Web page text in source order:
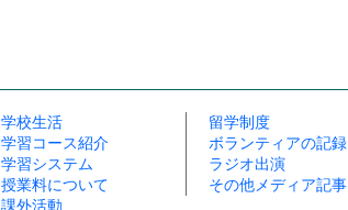
学校生活
学習コース紹介
学習システム
授業料について
課外活動
留学制度
ボランティアの記録
ラジオ出演
その他メディア記事